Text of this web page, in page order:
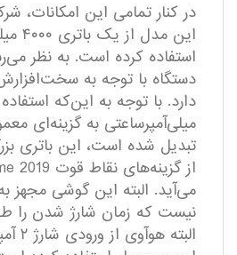
در کنار تمامی این امکانات،
این
استفاده کرده است. به نظر
دستگاه با توجه به
میلی‌آمپرساعتی به گزینه‌ای
تبدیل شده است، این باتری
می‌آید. البته این گوشی مجهز